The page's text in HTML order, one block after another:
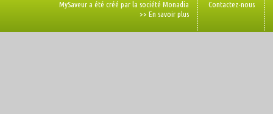
MySaveur a été créé par la société Monadia
>> En savoir plus
Contactez-nous